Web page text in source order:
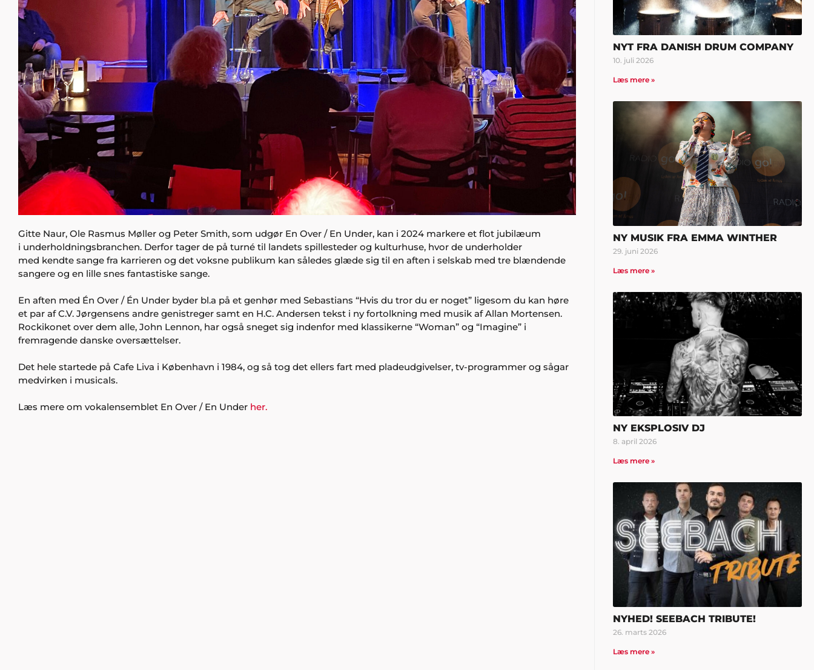
Gitte Naur, Ole Rasmus Møller og Peter Smith, som udgør En Over / En Under, kan i 2024 markere et flot jubilæum
i underholdningsbranchen. Derfor tager de på turné til landets spillesteder og kulturhuse, hvor de underholder
med kendte sange fra karrieren og det voksne publikum kan således glæde sig til en aften i selskab med tre blændende
sangere og en lille snes fantastiske sange.
En aften med Én Over / Én Under byder bl.a på et genhør med Sebastians “Hvis du tror du er noget” ligesom du kan høre
et par af C.V. Jørgensens andre genistreger samt en H.C. Andersen tekst i ny fortolkning med musik af Allan Mortensen.
Rockikonet over dem alle, John Lennon, har også sneget sig indenfor med klassikerne “Woman” og “Imagine” i
fremragende danske oversættelser.
Det hele startede på Cafe Liva i København i 1984, og så tog det ellers fart med pladeudgivelser, tv-programmer og sågar
medvirken i musicals.
Læs mere om vokalensemblet En Over / En Under her.
NYT FRA DANISH DRUM COMPANY
10. juli 2026
Læs mere »
NY MUSIK FRA EMMA WINTHER
29. juni 2026
Læs mere »
NY EKSPLOSIV DJ
8. april 2026
Læs mere »
NYHED! SEEBACH TRIBUTE!
26. marts 2026
Læs mere »